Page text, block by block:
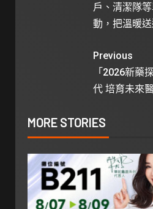
戶、清潔隊
動，把溫暖
Previous
「2026新藥
代 培育未來
MORE STORIES